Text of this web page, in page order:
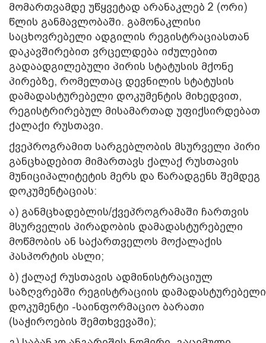
მომართვამდე უწყვეტად არანაკლებ 2 (ორი)
წლის განმავლობაში. გამონაკლისი
საცხოვრებელი ადგილის რეგისტრაციასთან
დაკავშირებით ვრცელდება იძულებით
გადაადგილებული პირის სტატუსის მქონე
პირებზე, რომელთაც დევნილის სტატუსის
დამადასტურებელი დოკუმენტის მიხედვით,
რეგისტრირებულ მისამართად უფიქსირდებათ
ქალაქი რუსთავი.
ქვეპროგრამით სარგებლობის მსურველი პირი
განცხადებით მიმართავს ქალაქ რუსთავის
მუნიციპალიტეტის მერს და წარადგენს შემდეგ
დოკუმენტაციას:
ა) განმცხადებლის/ქვეპროგრამაში ჩართვის
მსურველის პირადობის დამადასტურებელი
მოწმობის ან საქართველოს მოქალაქის
პასპორტის ასლი;
ბ) ქალაქ რუსთავის ადმინისტრაციულ
საზღვრებში რეგისტრაციის დამადასტურებელი
დოკუმენტი -საინფორმაციო ბარათი
(საჭიროების შემთხვევაში);